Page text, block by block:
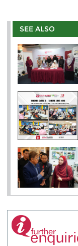
e
b
o
o
k
t
r
SEE ALSO